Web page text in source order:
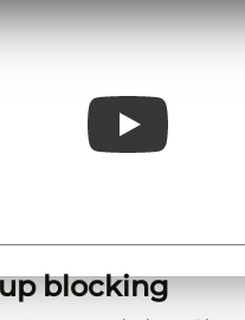
Play
blocking